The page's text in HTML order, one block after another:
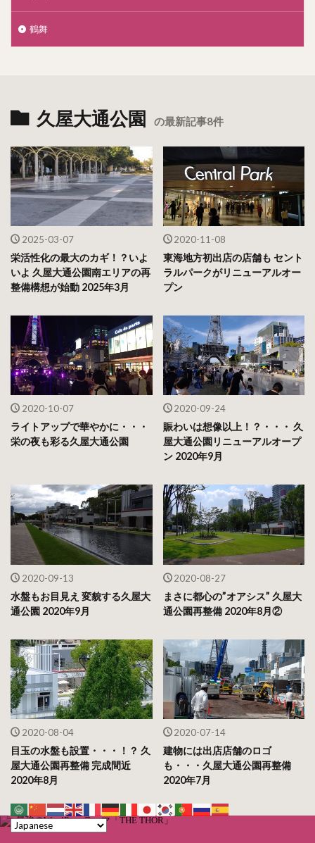
鶴舞
久屋大通公園 の最新記事8件
2025-03-07
栄活性化の最大のカギ！？いよ
いよ 久屋大通公園南エリアの再
整備構想が始動 2025年3月
2020-11-08
東海地方初出店の店舗も セント
ラルパークがリニューアルオー
プン
2020-10-07
ライトアップで華やかに・・・
栄の夜も彩る久屋大通公園
2020-09-24
賑わいは想像以上！？・・・ 久
屋大通公園リニューアルオープ
ン 2020年9月
2020-09-13
水盤もお目見え 変貌する久屋大
通公園 2020年9月
2020-08-27
まさに都心の”オアシス” 久屋大
通公園再整備 2020年8月②
2020-08-04
目玉の水盤も設置・・・！？ 久
屋大通公園再整備 完成間近
2020年8月
2020-07-14
建物には出店店舗のロゴ
も・・・久屋大通公園再整備
2020年7月